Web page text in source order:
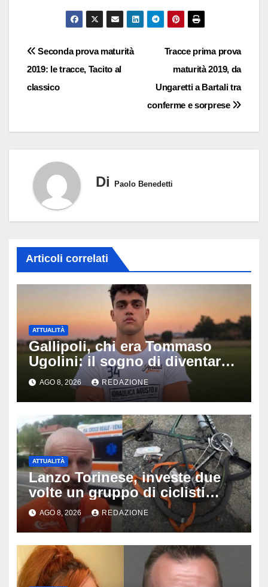
Navigazione
articoli
Tracce prima prova
maturità 2019, da
Ungaretti a Bartali tra
conferme e sorprese
Seconda prova maturità
2019: le tracce, Tacito al
classico
Di Paolo Benedetti
Articoli correlati
ATTUALITÀ
Gallipoli, chi era Tommaso
Ugolini: il sogno di diventare
medico e la fascia da
capitano, il dolore di Bologna
per il 19enne morto in mare
AGO 8, 2026 REDAZIONE
ATTUALITÀ
Lanzo Torinese, investe due
volte un gruppo di ciclisti
dopo una lite: arrestato
73enne, il racconto choc di un
ferito
AGO 8, 2026 REDAZIONE